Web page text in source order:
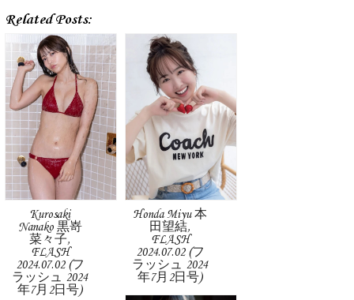
Related Posts:
Kurosaki
Nanako 黒嵜
菜々子,
FLASH
2024.07.02 (フ
ラッシュ 2024
年7月2日号)
Honda Miyu 本
田望結,
FLASH
2024.07.02 (フ
ラッシュ 2024
年7月2日号)